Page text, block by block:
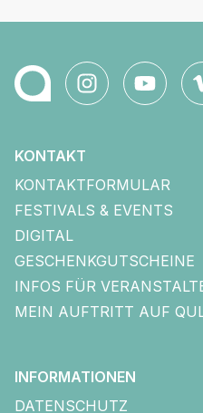
KONTAKT
KONTAKTFORMULAR
FESTIVALS & EVENTS
DIGITAL
GESCHENKGUTSCHEINE
INFOS FÜR
MEIN AUFTRITT AUF
INFORMATIONEN
DATENSCHUTZ